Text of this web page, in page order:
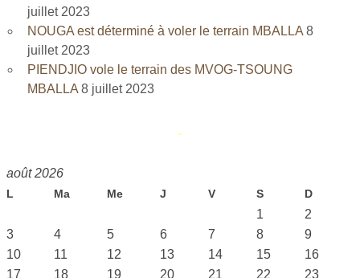
juillet 2023
NOUGA est déterminé à voler le terrain MBALLA 8
juillet 2023
PIENDJIO vole le terrain des MVOG-TSOUNG
MBALLA 8 juillet 2023
août 2026
L Ma Me J V S D
1
2
3
4 5 6 7 8
9
10
11 12 13 14 15
16
17
18 19 20 21 22
23